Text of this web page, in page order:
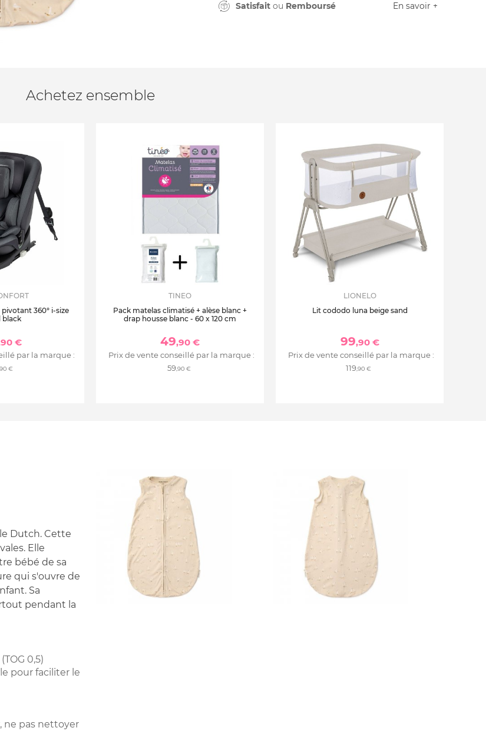
Satisfaitou Remboursé En savoir +
Achetez ensemble
360° i-size
black
€
par la marque :
€
TINEO
Pack matelas climatisé + alèse blanc +
drap housse blanc - 60 x 120 cm
49,90 €
Prix de vente conseillé par la marque :
59,90 €
LIONELO
Lit cododo luna beige sand
99,90 €
Prix de vente conseillé par la marque :
119,90 €
Dutch. Cette
Elle
bébé de sa
qui s'ouvre de
Sa
pendant la
0,5)
pour faciliter le
ne pas nettoyer